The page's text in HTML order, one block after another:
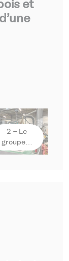
et
2 - Le
groupe…